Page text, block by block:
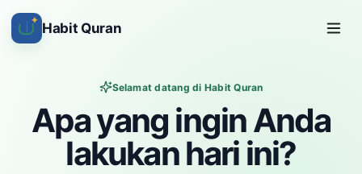
✦ Habit Quran
Selamat datang di Habit Quran
Apa yang ingin Anda
lakukan hari ini?